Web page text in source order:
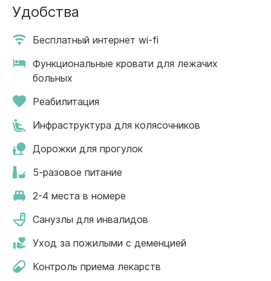
Удобства
Бесплатный интернет wi-fi
Функциональные кровати для лежачих
больных
Реабилитация
Инфраструктура для колясочников
Дорожки для прогулок
5-разовое питание
2-4 места в номере
Санузлы для инвалидов
Уход за пожилыми с деменцией
Контроль приема лекарств